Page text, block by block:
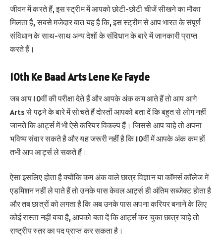
जीवन में करते हैं, इस स्ट्रीम में आपको छोटी-छोटी चीजें सीखने का मौका
मिलता है, सबसे मजेदार बात यह है कि, इस स्ट्रीम से आप भारत के संपूर्ण
संविधान के साथ-साथ अन्य देशों के संविधान के बारे में जानकारी प्राप्त
करते हैं।
10th Ke Baad Arts Lene Ke Fayde
जब आप 10वीं की परीक्षा देते हैं और आपके अंक कम आते हैं तो आप आगे
Arts से पढ़ने के बारे में सोचते हैं दोस्तों आपको बता दें कि बहुत से लोग नहीं
जानते कि आर्ट्स में भी ऐसे करियर विकल्प हैं। जिससे आप चाहे तो अपना
भविष्य संवार सकते है और यह जरूरी नहीं है कि 10वीं में आपके अंक कम हों
तभी आप आर्ट्स ले सकते हैं।
ऐसा इसलिए होता है क्योंकि कम अंक वाले छात्र विज्ञान या कॉमर्स कॉलेज में
एडमिशन नहीं ले पाते हैं तो उनके पास केवल आर्ट्स ही अंतिम सब्जेक्ट होता है
और तब छात्रों को लगता है कि अब उनके पास अपना करियर बनाने के लिए
कोई रास्ता नहीं बचा है, आपको बता दें कि आर्ट्स कर चुका छात्र चाहे तो
राष्ट्रीय स्तर का पद प्राप्त कर सकता है।